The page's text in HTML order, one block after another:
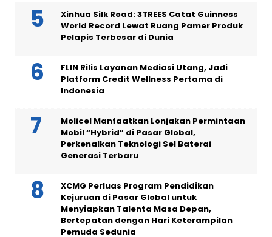
Xinhua Silk Road: 3TREES Catat Guinness
World Record Lewat Ruang Pamer Produk
Pelapis Terbesar di Dunia
FLIN Rilis Layanan Mediasi Utang, Jadi
Platform Credit Wellness Pertama di
Indonesia
Molicel Manfaatkan Lonjakan Permintaan
Mobil “Hybrid” di Pasar Global,
Perkenalkan Teknologi Sel Baterai
Generasi Terbaru
XCMG Perluas Program Pendidikan
Kejuruan di Pasar Global untuk
Menyiapkan Talenta Masa Depan,
Bertepatan dengan Hari Keterampilan
Pemuda Sedunia